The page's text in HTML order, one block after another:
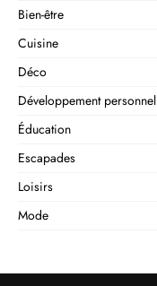
Bien-être
Cuisine
Déco
Développement personnel
Éducation
Escapades
Loisirs
Mode